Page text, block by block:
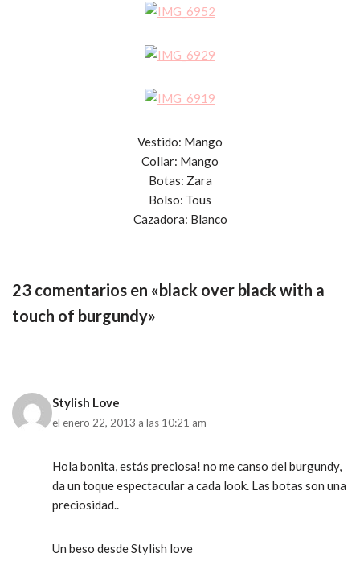
Vestido: Mango
Collar: Mango
Botas: Zara
Bolso: Tous
Cazadora: Blanco
23 comentarios en «black over black with a
touch of burgundy»
Stylish Love
el enero 22, 2013 a las 10:21 am
Hola bonita, estás preciosa! no me canso del burgundy,
da un toque espectacular a cada look. Las botas son una
preciosidad..
Un beso desde Stylish love